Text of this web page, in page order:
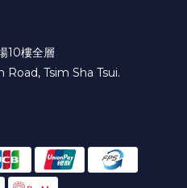
10樓全層
Road, Tsim Sha Tsui.